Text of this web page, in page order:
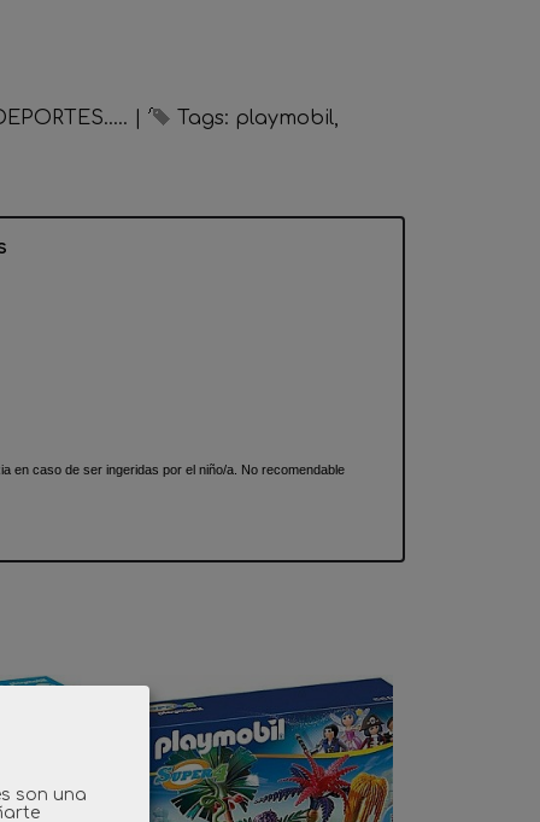
Tags: playmobil
en caso de ser ingeridas por el niño/a. No recomendable
son una